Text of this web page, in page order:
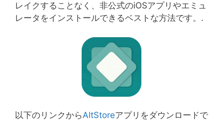
レイクすることなく、非公式のiOSアプリやエミュ
レータをインストールできるベストな方法です。.
以下のリンクからAltStoreアプリをダウンロードで